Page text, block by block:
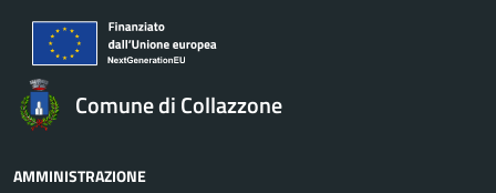
Comune di Collazzone
AMMINISTRAZIONE